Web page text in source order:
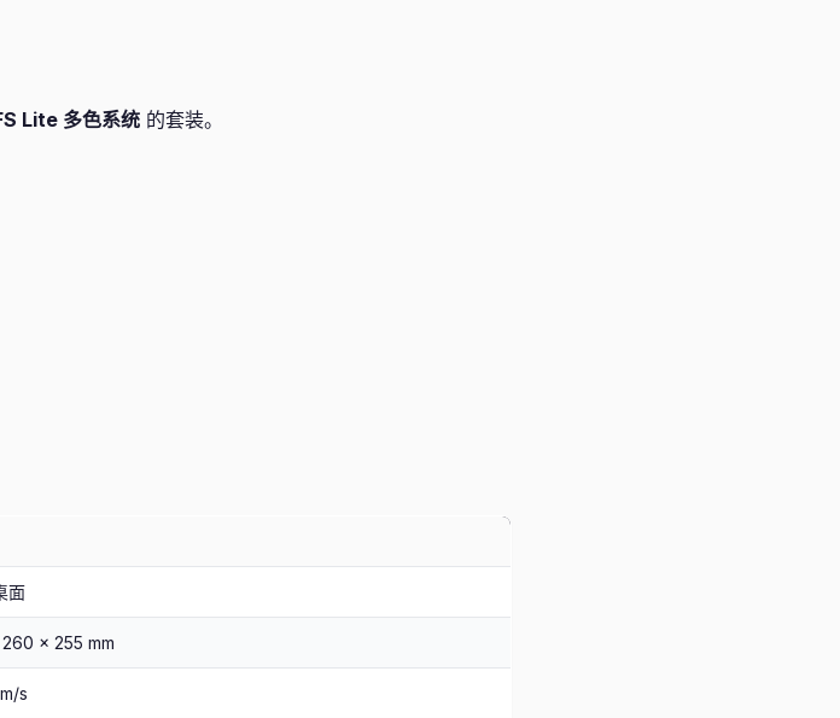
Lite 多色系统 的套装。
面
× 255 mm
s